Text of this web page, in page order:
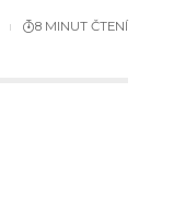
8 MINUT ČTENÍ